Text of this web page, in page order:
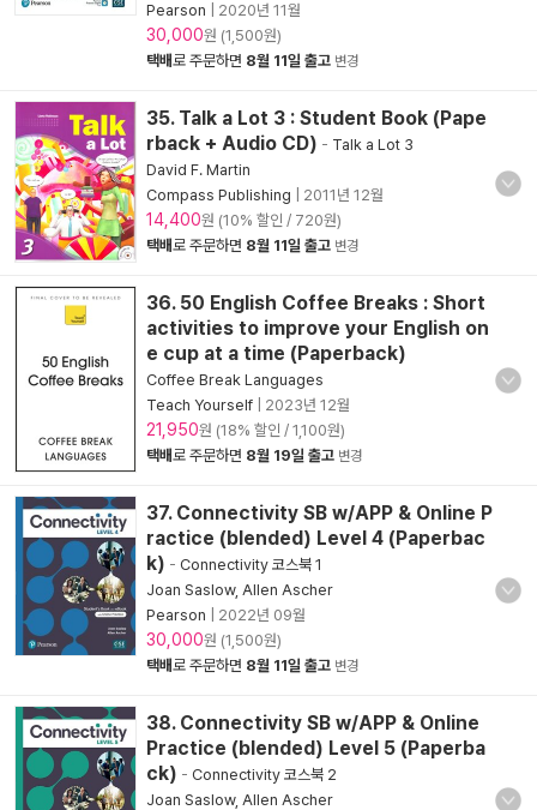
Pearson
2020년 11월
30,000원 (1,500원)
택배로 주문하면 8월 11일 출고 변경
35. Talk a Lot 3 : Student Book (Pape
rback + Audio CD) - Talk a Lot 3
David F. Martin
Compass Publishing
2011년 12월
14,400원 (10% 할인 / 720원)
택배로 주문하면 8월 11일 출고 변경
36. 50 English Coffee Breaks : Short
activities to improve your English on
e cup at a time (Paperback)
Coffee Break Languages
Teach Yourself
2023년 12월
21,950원 (18% 할인 / 1,100원)
택배로 주문하면 8월 19일 출고 변경
37. Connectivity SB w/APP & Online P
ractice (blended) Level 4 (Paperbac
k) - Connectivity 코스북 1
Joan Saslow, Allen Ascher
Pearson
2022년 09월
30,000원 (1,500원)
택배로 주문하면 8월 11일 출고 변경
38. Connectivity SB w/APP & Online
Practice (blended) Level 5 (Paperba
ck) - Connectivity 코스북 2
Joan Saslow, Allen Ascher